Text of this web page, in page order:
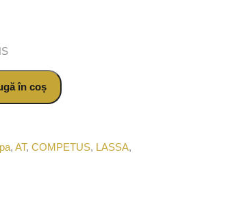
season LASSA COMPETUS AT3 235/70R16
în coș
,AT,COMPETUS, LASSA,